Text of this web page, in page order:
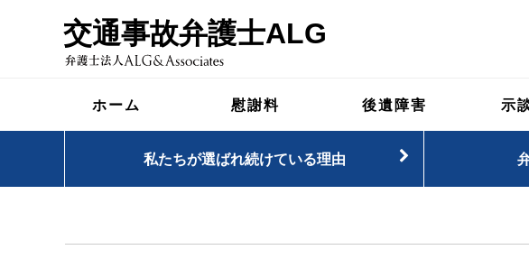
交通事故弁護士ALG
ホーム 慰謝料 後遺障害 示
私たちが選ばれ続けている理由